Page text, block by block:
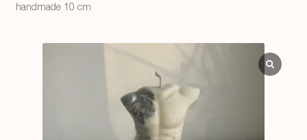
Craciun 🎁
Lumanari si decoratiuni
meniul
copil
handmade 10 cm